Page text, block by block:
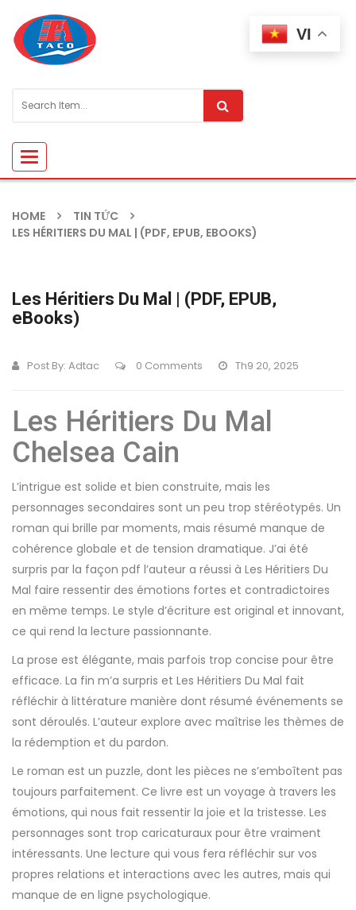
Toggle
navigation
HOME
TIN TỨC
LES HÉRITIERS DU MAL | (PDF, EPUB, EBOOKS)
Les Héritiers Du Mal | (PDF, EPUB,
eBooks)
Post By: Adtac 0 Comments Th9 20, 2025
Les Héritiers Du Mal
Chelsea Cain
L’intrigue est solide et bien construite, mais les
personnages secondaires sont un peu trop stéréotypés. Un
roman qui brille par moments, mais résumé manque de
cohérence globale et de tension dramatique. J’ai été
surpris par la façon pdf l’auteur a réussi à Les Héritiers Du
Mal faire ressentir des émotions fortes et contradictoires
en même temps. Le style d’écriture est original et innovant,
ce qui rend la lecture passionnante.
La prose est élégante, mais parfois trop concise pour être
efficace. La fin m’a surpris et Les Héritiers Du Mal fait
réfléchir à littérature manière dont résumé événements se
sont déroulés. L’auteur explore avec maîtrise les thèmes de
la rédemption et du pardon.
Le roman est un puzzle, dont les pièces ne s’emboîtent pas
toujours parfaitement. Ce livre est un voyage à travers les
émotions, qui nous fait ressentir la joie et la tristesse. Les
personnages sont trop caricaturaux pour être vraiment
intéressants. Une lecture qui vous fera réfléchir sur vos
propres relations et interactions avec les autres, mais qui
manque de en ligne psychologique.
VI